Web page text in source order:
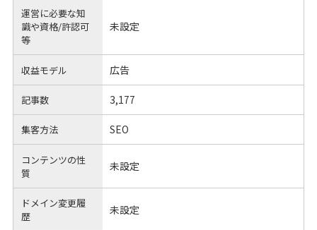
運営に必要な知
識や資格/許認可
等
未設定
収益モデル 広告
記事数 3,177
集客方法 SEO
コンテンツの性
質
未設定
ドメイン変更履
歴
未設定